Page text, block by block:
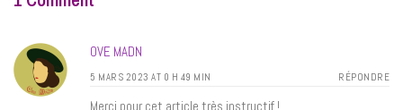
OVE MADN
5 MARS 2023 AT 0 H 49 MIN RÉPONDRE
Merci pour cet article très instructif !